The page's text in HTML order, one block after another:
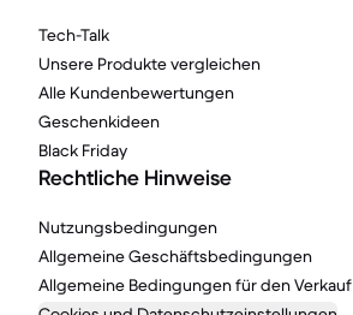
Tech-Talk
Unsere Produkte vergleichen
Alle Kundenbewertungen
Geschenkideen
Black Friday
Rechtliche Hinweise
Nutzungsbedingungen
Allgemeine Geschäftsbedingungen
Allgemeine Bedingungen für den Verkauf